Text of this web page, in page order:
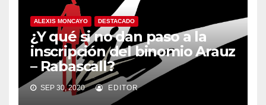
ALEXIS MONCAYO DESTACADO
¿Y qué si no dan paso a la
inscripción del binomio Arauz
– Rabascall?
SEP 30, 2020 EDITOR